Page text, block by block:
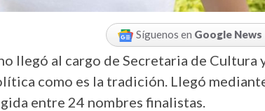
Síguenos en Google News
llegó al cargo de Secretaria de Cultura
como es la tradición. Llegó
entre 24 nombres finalistas.